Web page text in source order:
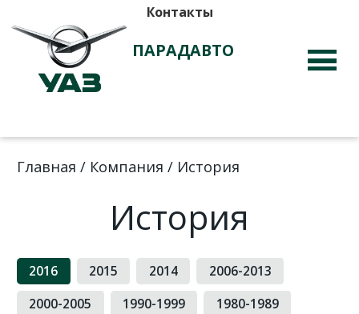
Контакты
ПАРАДАВТО
Главная / Компания / История
История
2016 2015 2014
2006-2013
2000-2005
1990-1999
1980-1989